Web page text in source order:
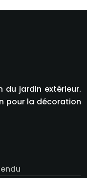
du jardin extérieur.
pour la décoration